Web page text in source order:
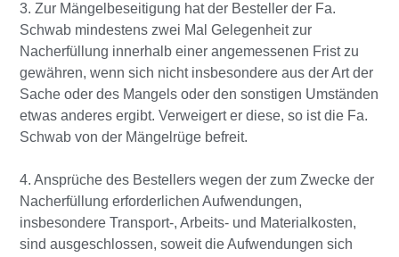
3. Zur Mängelbeseitigung hat der Besteller der Fa.
Schwab mindestens zwei Mal Gelegenheit zur
Nacherfüllung innerhalb einer angemessenen Frist zu
gewähren, wenn sich nicht insbesondere aus der Art der
Sache oder des Mangels oder den sonstigen Umständen
etwas anderes ergibt. Verweigert er diese, so ist die Fa.
Schwab von der Mängelrüge befreit.
4. Ansprüche des Bestellers wegen der zum Zwecke der
Nacherfüllung erforderlichen Aufwendungen,
insbesondere Transport-, Arbeits- und Materialkosten,
sind ausgeschlossen, soweit die Aufwendungen sich